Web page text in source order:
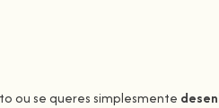
ou se queres simplesmente